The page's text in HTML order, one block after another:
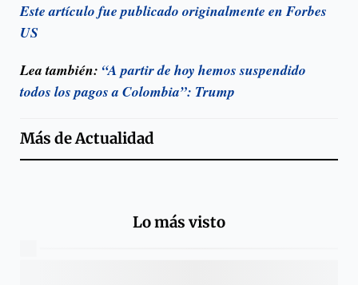
Este artículo fue publicado originalmente en Forbes
US
Lea también: “A partir de hoy hemos suspendido
todos los pagos a Colombia”: Trump
Más deActualidad
Lo más visto